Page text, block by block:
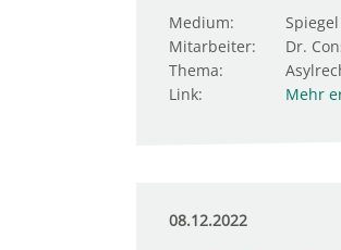
Medium:
Mitarbeiter:
Dr.
Thema:
Link:
Mehr
08.12.2022